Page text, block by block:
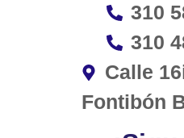
310
310
Calle
Fontibón